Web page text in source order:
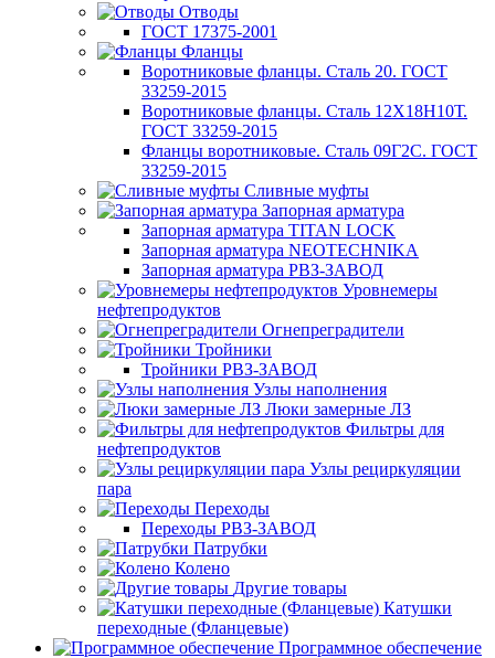
Отводы
ГОСТ 17375-2001
Фланцы
Воротниковые фланцы. Сталь 20. ГОСТ
33259-2015
Воротниковые фланцы. Сталь 12Х18Н10Т.
ГОСТ 33259-2015
Фланцы воротниковые. Сталь 09Г2С. ГОСТ
33259-2015
Сливные муфты
Запорная арматура
Запорная арматура TITAN LOCK
Запорная арматура NEOTECHNIKA
Запорная арматура РВЗ-ЗАВОД
Уровнемеры
нефтепродуктов
Огнепреградители
Тройники
Тройники РВЗ-ЗАВОД
Узлы наполнения
Люки замерные ЛЗ
Фильтры для
нефтепродуктов
Узлы рециркуляции
пара
Переходы
Переходы РВЗ-ЗАВОД
Патрубки
Колено
Другие товары
Катушки
переходные (Фланцевые)
Программное обеспечение